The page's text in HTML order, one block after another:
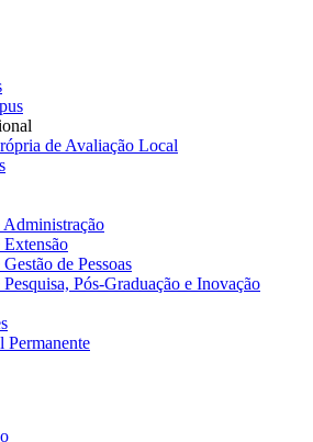
de Avaliação Local
de Pessoas
Pós-Graduação e Inovação
Permanente